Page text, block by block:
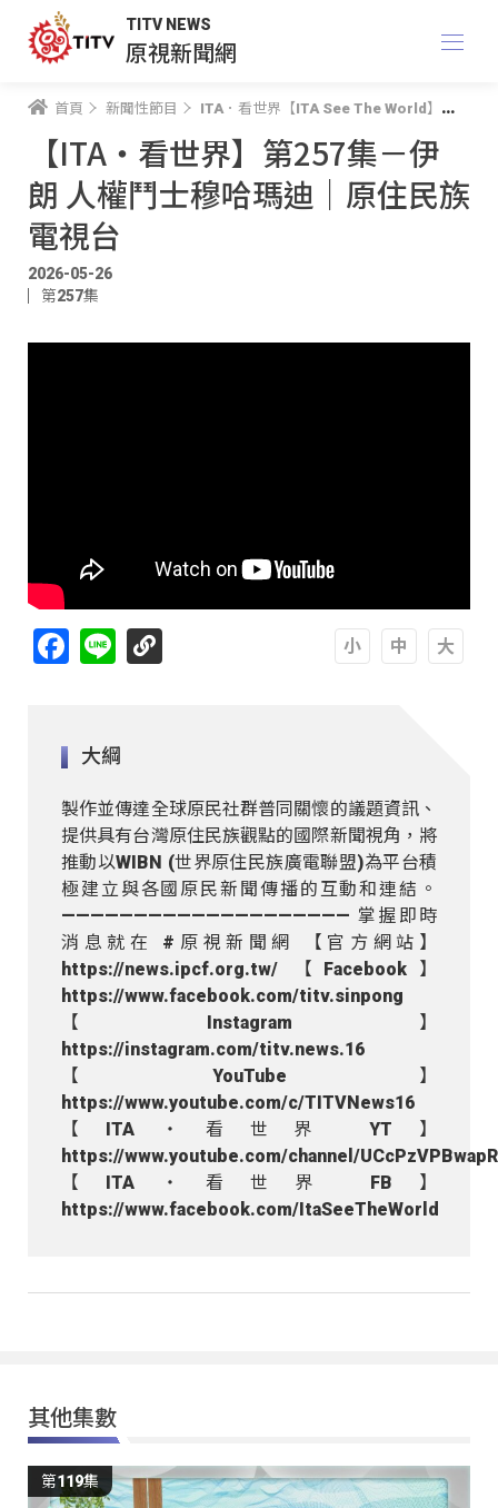
TITV NEWS
原視新聞網
首頁 新聞性節目 ITA．看世界【ITA See The World】
【ITA・看世界】第257集－伊
朗 人權鬥士穆哈瑪迪｜原住民族
電視台
2026-05-26
第257集
Facebook
Line
大綱
製作並傳達全球原民社群普同關懷的議題資訊、
提供具有台灣原住民族觀點的國際新聞視角，將
推動以WIBN (世界原住民族廣電聯盟)為平台積
極建立與各國原民新聞傳播的互動和連結。
———————————————————— 掌握即時
消息就在 #原視新聞網 【官方網站】
https://news.ipcf.org.tw/ 【Facebook】
https://www.facebook.com/titv.sinpong
【Instagram】
https://instagram.com/titv.news.16
【YouTube】
https://www.youtube.com/c/TITVNews16
【ITA・看世界 YT】
https://www.youtube.com/channel/
【ITA・看世界 FB】
https://www.facebook.com/ItaSeeTheWorld
其他集數
第119集